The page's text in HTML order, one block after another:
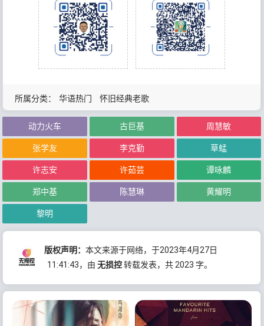
所属分类： 华语热门 怀旧经典老歌
动力火车 古巨基 周慧敏
张学友 李克勤 草蜢
许志安 许茹芸 谭咏麟
郑中基 陈慧琳 黄耀明
黎明
版权声明：本文来源于网络，于2023年4月27日
11:41:43，由无损控转载发表，共 2023 字。